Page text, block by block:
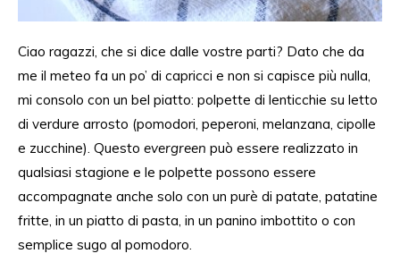
Ciao ragazzi, che si dice dalle vostre parti? Dato che da
me il meteo fa un po’ di capricci e non si capisce più nulla,
mi consolo con un bel piatto: polpette di lenticchie su letto
di verdure arrosto (pomodori, peperoni, melanzana, cipolle
e zucchine). Questo evergreen può essere realizzato in
qualsiasi stagione e le polpette possono essere
accompagnate anche solo con un purè di patate, patatine
fritte, in un piatto di pasta, in un panino imbottito o con
semplice sugo al pomodoro.